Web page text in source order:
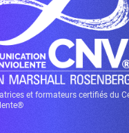
et formateurs certifiés du